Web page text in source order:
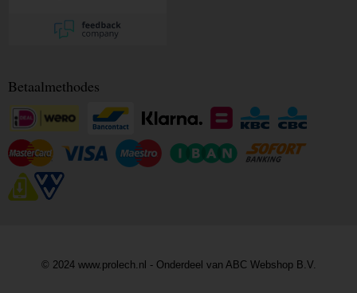
Betaalmethodes